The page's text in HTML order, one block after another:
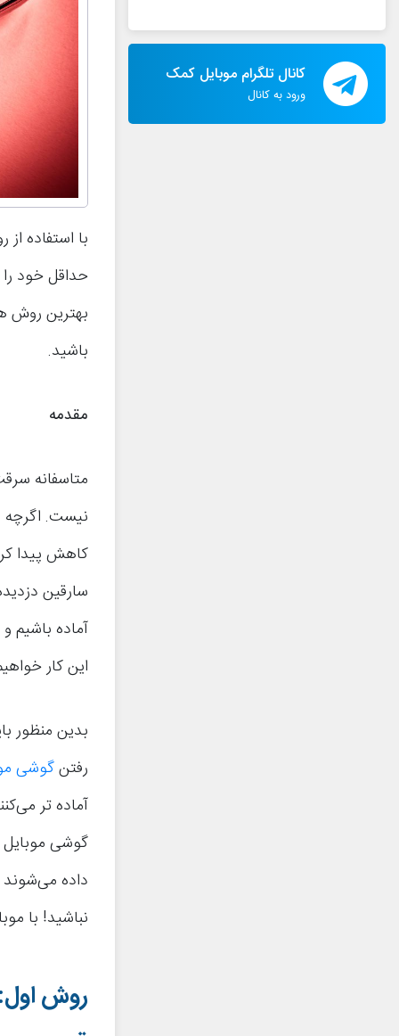
کانال تلگرام موبایل کمک
ورود به کانال
با استفاده
حداقل خود
بهترین روش
باشید.
مقدمه
متاسفانه
نیست. اگرچه
کاهش پیدا
سارقین
آماده باشیم
این کار
بدین منظور
رفتنگوشی
آماده تر
گوشی موبایل
داده می‌شوند
نباشید! با
روش